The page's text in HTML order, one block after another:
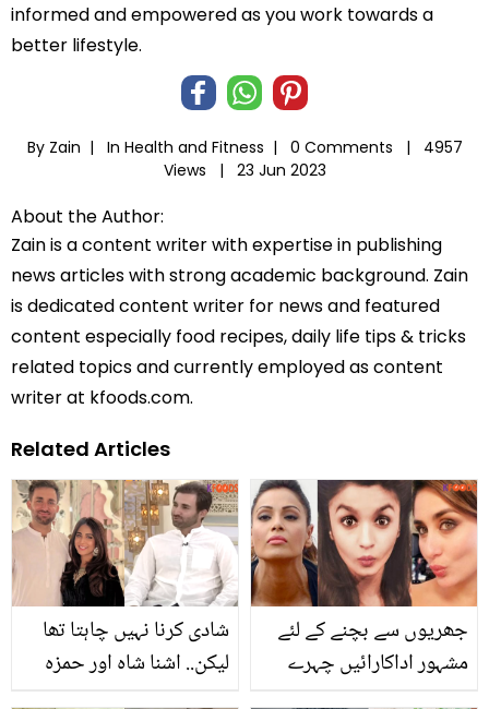
informed and empowered as you work towards a
better lifestyle.
By Zain | In Health and Fitness | 0 Comments |
4957
Views |
23 Jun 2023
About the Author:
Zain is a content writer with expertise in publishing
news articles with strong academic background. Zain
is dedicated content writer for news and featured
content especially food recipes, daily life tips & tricks
related topics and currently employed as content
writer at kfoods.com.
Related Articles
شادی کرنا نہیں چاہتا تھا
لیکن.. اشنا شاہ اور حمزہ
جھریوں سے بچنے کے لئے
مشہور اداکارائیں چہرے